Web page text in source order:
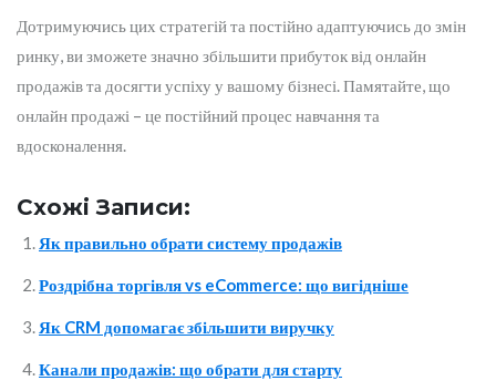
Дотримуючись цих стратегій та постійно адаптуючись до змін
ринку, ви зможете значно збільшити прибуток від онлайн
продажів та досягти успіху у вашому бізнесі. Памятайте, що
онлайн продажі – це постійний процес навчання та
вдосконалення.
Схожі Записи:
Як правильно обрати систему продажів
Роздрібна торгівля vs eCommerce: що вигідніше
Як CRM допомагає збільшити виручку
Канали продажів: що обрати для старту